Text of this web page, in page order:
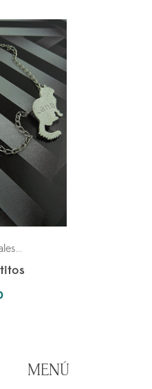
Fechas especiales
,Para ella
MENÚ